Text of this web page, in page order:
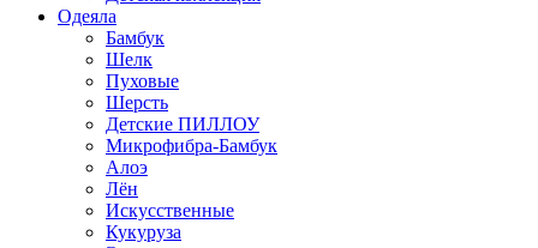
Одеяла
Бамбук
Шелк
Пуховые
Шерсть
Детские ПИЛЛОУ
Микрофибра-Бамбук
Алоэ
Лён
Искусственные
Кукуруза